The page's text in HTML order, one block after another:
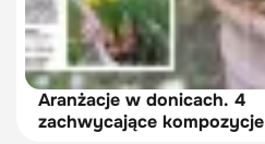
Aranżacje w donicach. 4
zachwycające kompozycje